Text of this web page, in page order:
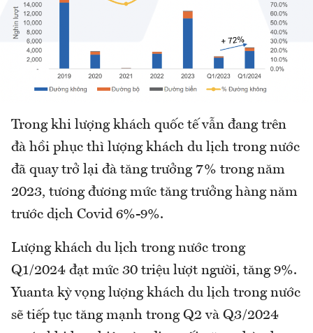
Trong khi lượng khách quốc tế vẫn đang trên
đà hồi phục thì lượng khách du lịch trong nước
đã quay trở lại đà tăng trưởng 7% trong năm
2023, tương đương mức tăng trưởng hàng năm
trước dịch Covid 6%-9%.
Lượng khách du lịch trong nước trong
Q1/2024 đạt mức 30 triệu lượt người, tăng 9%.
Yuanta kỳ vọng lượng khách du lịch trong nước
sẽ tiếp tục tăng mạnh trong Q2 và Q3/2024